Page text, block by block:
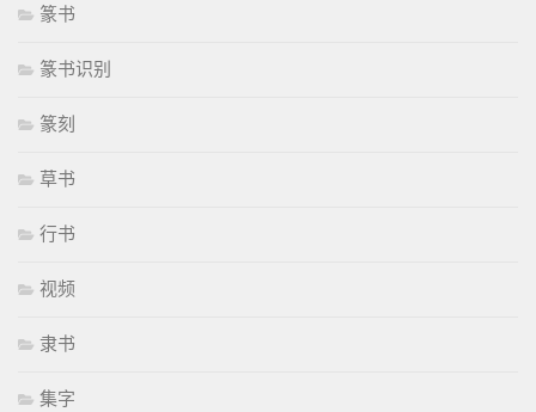
篆书
篆书识别
篆刻
草书
行书
视频
隶书
集字